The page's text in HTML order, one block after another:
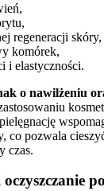
regeneracji skóry,
komórek,
i elastyczności.
o nawilżeniu
co pozwala
czas.